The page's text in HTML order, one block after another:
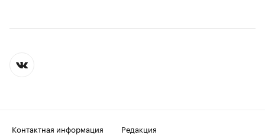
Контактная информация
Редакция